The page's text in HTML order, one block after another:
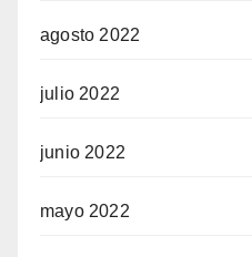
agosto 2022
julio 2022
junio 2022
mayo 2022